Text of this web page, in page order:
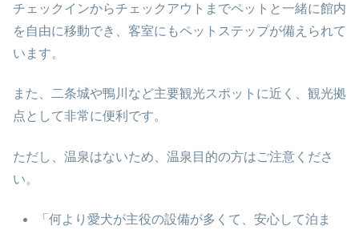
チェックインからチェックアウトまでペットと一緒に館内
を自由に移動でき、客室にもペットステップが備えられて
います。
また、二条城や鴨川など主要観光スポットに近く、観光拠
点として非常に便利です。
ただし、温泉はないため、温泉目的の方はご注意くださ
い。
「何より愛犬が主役の設備が多くて、安心して泊ま